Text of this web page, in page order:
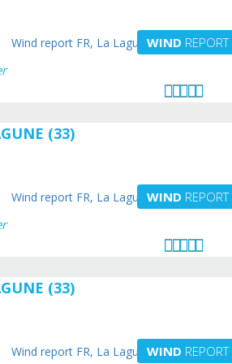
WIND REPORT
(33)
WIND REPORT
(33)
WIND REPORT